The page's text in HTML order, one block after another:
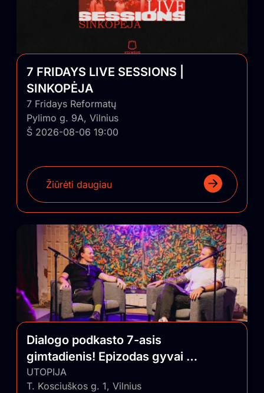
7 FRIDAYS LIVE SESSIONS |
SINKOPĖJA
7 Fridays Reformatų
Pylimo g. 9A, Vilnius
Š 2026-08-06 19:00
Žiūrėti daugiau
Dialogo podkasto 7-asis
gimtadienis! Epizodas gyvai su
auditorija
UTOPIJA
T. Kosciuškos g. 1, Vilnius